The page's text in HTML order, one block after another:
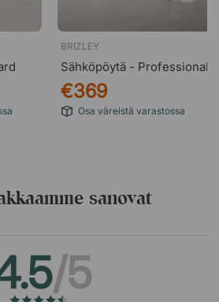
BRIZLEY
Sähköpöytä - Professional
€369
Osa väreistä varastossa
sanovat
/5